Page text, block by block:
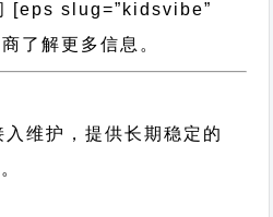
[eps slug=”kidsvibe”
了解更多信息。
维护，提供长期稳定的
。